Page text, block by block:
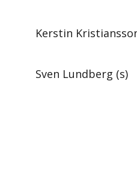
Kerstin
Sven Lundberg (s)